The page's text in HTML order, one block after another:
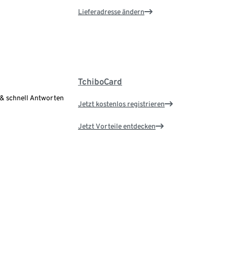
Lieferadresse ändern
schnell Antworten
TchiboCard
Jetzt kostenlos registrieren
Jetzt Vorteile entdecken